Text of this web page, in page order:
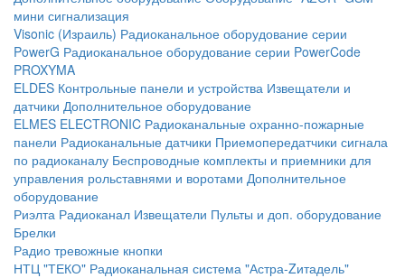
мини сигнализация
Visonic (Израиль) Радиоканальное оборудование серии
PowerG Радиоканальное оборудование серии PowerCode
PROXYMA
ELDES Контрольные панели и устройства Извещатели и
датчики Дополнительное оборудование
ELMES ELECTRONIC Радиоканальные охранно-пожарные
панели Радиоканальные датчики Приемопередатчики сигнала
по радиоканалу Беспроводные комплекты и приемники для
управления рольставнями и воротами Дополнительное
оборудование
Риэлта Радиоканал Извещатели Пульты и доп. оборудование
Брелки
Радио тревожные кнопки
НТЦ "ТЕКО" Радиоканальная система "Астра-Zитадель"